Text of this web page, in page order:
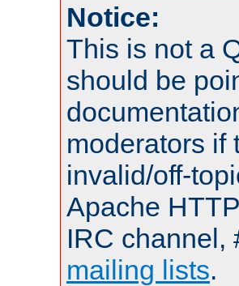
Notice:
This is not a
should be
moderators if
invalid/off-
Apache
IRC channel,
mailing lists.